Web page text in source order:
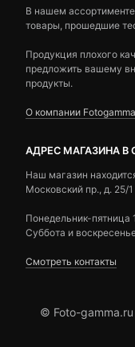
В нашем
товары, прошедшие
Продукция плохого
предложить вашему
продукты.
О компании Fotogamma
АДРЕС МАГАЗИНА В
Наш магазин
Московский пр., д. 25/1
Понедельник-
Суббота и
Смотреть контакты
© Foto-